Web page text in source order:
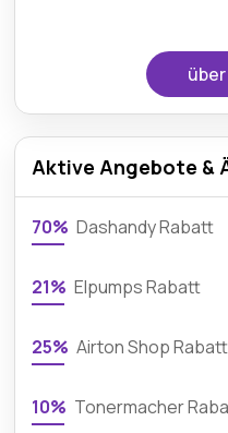
Aktive Angebote &
70% Dashandy Rabatt
21% Elpumps Rabatt
25% Airton Shop
10% Tonermacher